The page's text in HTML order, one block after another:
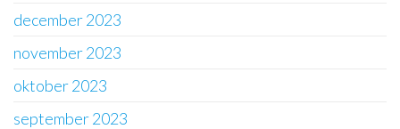
december 2023
november 2023
oktober 2023
september 2023